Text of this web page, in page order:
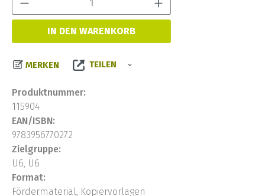
IN DEN WARENKORB
MERKEN TEILEN
Produktnummer:
115904
EAN/ISBN:
9783956770272
Zielgruppe:
U6, Ü6
Format:
Fördermaterial, Kopiervorlagen